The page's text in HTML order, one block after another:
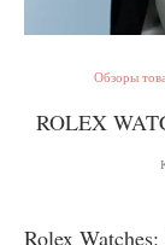
Обзоры
ROLEX
Rolex